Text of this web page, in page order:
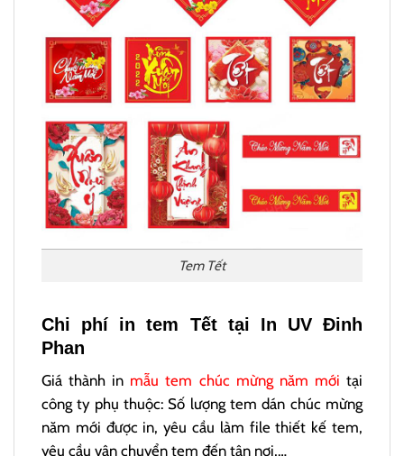
Tem Tết
Chi phí in tem Tết tại In UV Đinh
Phan
Giá thành in mẫu tem chúc mừng năm mới tại
công ty phụ thuộc: Số lượng tem dán chúc mừng
năm mới được in, yêu cầu làm file thiết kế tem,
yêu cầu vận chuyển tem đến tận nơi,…